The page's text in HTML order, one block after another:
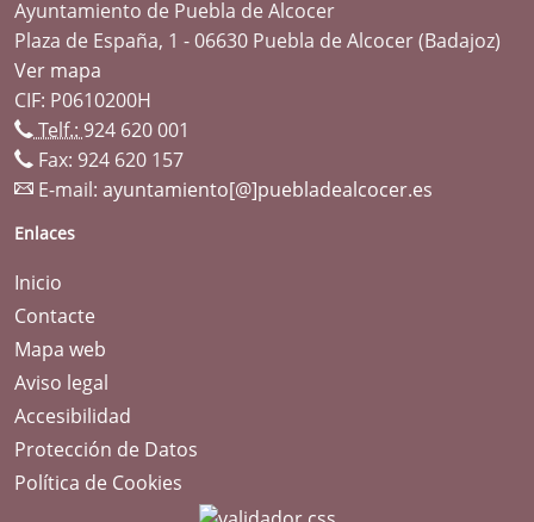
Ayuntamiento de Puebla de Alcocer
Plaza de España, 1 - 06630 Puebla de Alcocer (Badajoz)
Ver mapa
CIF: P0610200H
Telf.: 924 620 001
Fax: 924 620 157
E-mail: ayuntamiento[@]puebladealcocer.es
Enlaces
Inicio
Contacte
Mapa web
Aviso legal
Accesibilidad
Protección de Datos
Política de Cookies